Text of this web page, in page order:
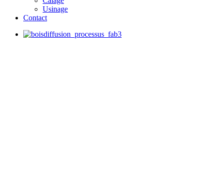
Usinage
Contact